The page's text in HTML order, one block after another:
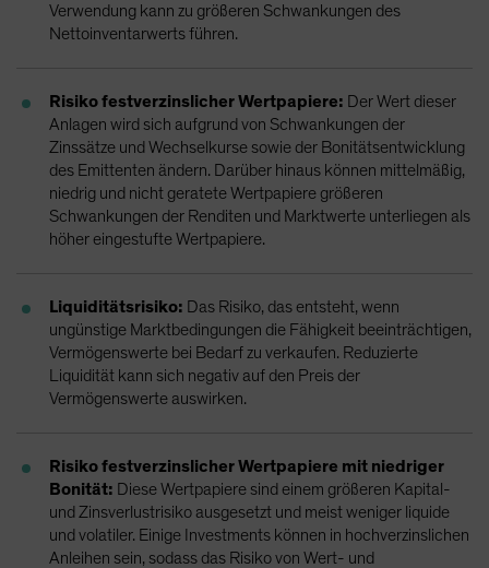
Verwendung kann zu größeren Schwankungen des
Nettoinventarwerts führen.
Risiko festverzinslicher Wertpapiere: Der Wert dieser
Anlagen wird sich aufgrund von Schwankungen der
Zinssätze und Wechselkurse sowie der Bonitätsentwicklung
des Emittenten ändern. Darüber hinaus können mittelmäßig,
niedrig und nicht geratete Wertpapiere größeren
Schwankungen der Renditen und Marktwerte unterliegen als
höher eingestufte Wertpapiere.
Liquiditätsrisiko: Das Risiko, das entsteht, wenn
ungünstige Marktbedingungen die Fähigkeit beeinträchtigen,
Vermögenswerte bei Bedarf zu verkaufen. Reduzierte
Liquidität kann sich negativ auf den Preis der
Vermögenswerte auswirken.
Risiko festverzinslicher Wertpapiere mit niedriger
Bonität: Diese Wertpapiere sind einem größeren Kapital-
und Zinsverlustrisiko ausgesetzt und meist weniger liquide
und volatiler. Einige Investments können in hochverzinslichen
Anleihen sein, sodass das Risiko von Wert- und